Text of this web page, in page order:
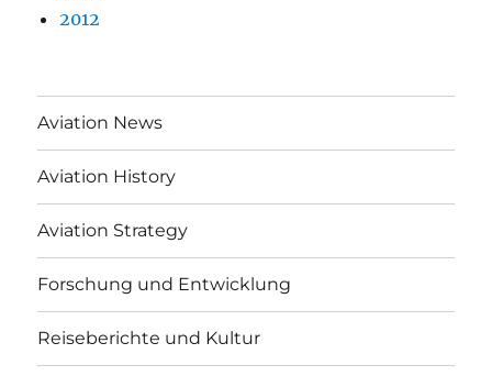
2012
Aviation News
Aviation History
Aviation Strategy
Forschung und Entwicklung
Reiseberichte und Kultur